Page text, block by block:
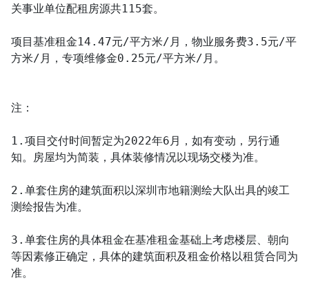
关事业单位配租房源共115套。
项目基准租金14.47元/平方米/月，物业服务费3.5元/平
方米/月，专项维修金0.25元/平方米/月。
注：
1.项目交付时间暂定为2022年6月，如有变动，另行通
知。房屋均为简装，具体装修情况以现场交楼为准。
2.单套住房的建筑面积以深圳市地籍测绘大队出具的竣工
测绘报告为准。
3.单套住房的具体租金在基准租金基础上考虑楼层、朝向
等因素修正确定，具体的建筑面积及租金价格以租赁合同为
准。